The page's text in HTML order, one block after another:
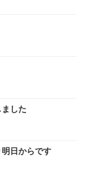
ました
明日からです